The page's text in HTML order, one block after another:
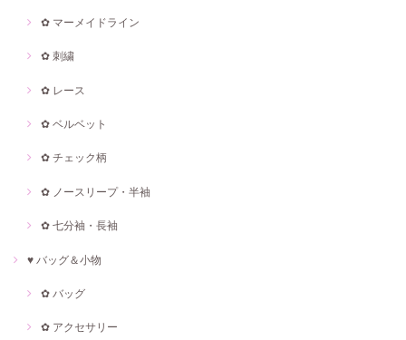
✿ マーメイドライン
✿ 刺繍
✿ レース
✿ ベルベット
✿ チェック柄
✿ ノースリープ・半袖
✿ 七分袖・長袖
♥ バッグ＆小物
✿ バッグ
✿ アクセサリー